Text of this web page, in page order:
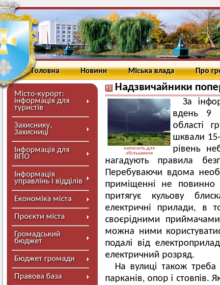
Головна Новини Міська влада Про
Місто-курорт:
інформація для
туристів
Захиснику,
Захисниці
Інформація для
ВПО
Інформація
управлінь і відділів
Економіка міста
Проєкти міста
Громадський
бюджет
Бюджет громади
Правова база
Надзвичайники
натисніть для
збільшення
За
вдень 9
області
шквали
рівень
нагадують правила
Перебуваючи вдома
приміщенні не повинно
притягує кульову
електричні прилади, в
своєрідними
можна ними
подалі від
електричний розряд.
На вулиці також
парканів, опор і стовпів.